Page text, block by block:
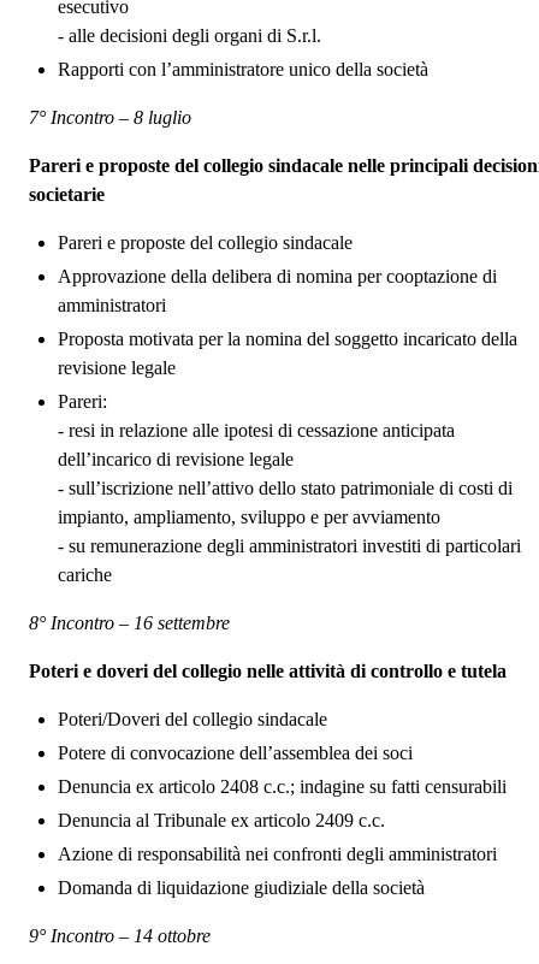
esecutivo
- alle decisioni degli organi di S.r.l.
Rapporti con l’amministratore unico della società
7° Incontro – 8 luglio
Pareri e proposte del collegio sindacale nelle principali
societarie
Pareri e proposte del collegio sindacale
Approvazione della delibera di nomina per cooptazione di
amministratori
Proposta motivata per la nomina del soggetto incaricato della
revisione legale
Pareri:
- resi in relazione alle ipotesi di cessazione anticipata
dell’incarico di revisione legale
- sull’iscrizione nell’attivo dello stato patrimoniale di costi di
impianto, ampliamento, sviluppo e per avviamento
- su remunerazione degli amministratori investiti di particolari
cariche
8° Incontro – 16 settembre
Poteri e doveri del collegio nelle attività di controllo e tutela
Poteri/Doveri del collegio sindacale
Potere di convocazione dell’assemblea dei soci
Denuncia ex articolo 2408 c.c.; indagine su fatti censurabili
Denuncia al Tribunale ex articolo 2409 c.c.
Azione di responsabilità nei confronti degli amministratori
Domanda di liquidazione giudiziale della società
9° Incontro – 14 ottobre